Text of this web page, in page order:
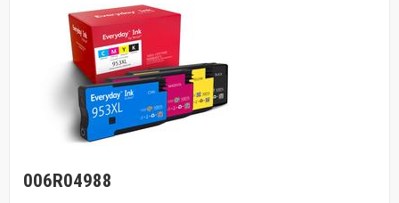
006R04988